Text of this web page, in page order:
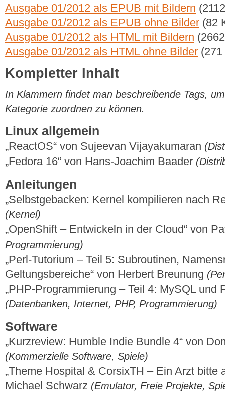
Ausgabe 01/2012 als EPUB mit Bildern
Ausgabe 01/2012 als EPUB ohne Bilder (82
Ausgabe 01/2012 als HTML mit Bildern
Ausgabe 01/2012 als HTML ohne Bilder
Kompletter Inhalt
In Klammern findet man beschreibende Tags,
Kategorie zuordnen zu können.
Linux allgemein
„ReactOS“ von Sujeevan Vijayakumaran
„Fedora 16“ von Hans-Joachim Baader
Anleitungen
„Selbstgebacken: Kernel kompilieren nach
(Kernel)
„OpenShift – Entwickeln in der Cloud“ von
Programmierung)
„Perl-Tutorium – Teil 5: Subroutinen,
Geltungsbereiche“ von Herbert Breunung
„PHP-Programmierung – Teil 4: MySQL und
(Datenbanken, Internet, PHP, Programmierung)
Software
„Kurzreview: Humble Indie Bundle 4“ von
(Kommerzielle Software, Spiele)
„Theme Hospital & CorsixTH – Ein Arzt bitte
Michael Schwarz (Emulator, Freie Projekte,